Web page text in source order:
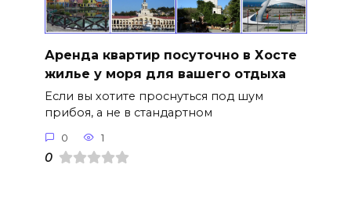
Аренда квартир посуточно в Хосте
жилье у моря для вашего отдыха
Если вы хотите проснуться под шум
прибоя, а не в стандартном
0 1
0